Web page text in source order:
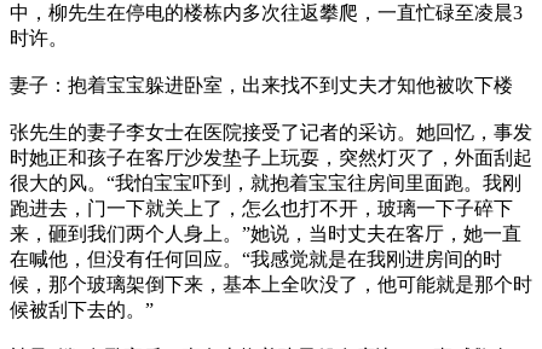
中，柳先生在停电的楼栋内多次往返攀爬，一直忙碌至凌晨3
时许。
妻子：抱着宝宝躲进卧室，出来找不到丈夫才知他被吹下楼
张先生的妻子李女士在医院接受了记者的采访。她回忆，事发
时她正和孩子在客厅沙发垫子上玩耍，突然灯灭了，外面刮起
很大的风。“我怕宝宝吓到，就抱着宝宝往房间里面跑。我刚
跑进去，门一下就关上了，怎么也打不开，玻璃一下子碎下
来，砸到我们两个人身上。”她说，当时丈夫在客厅，她一直
在喊他，但没有任何回应。“我感觉就是在我刚进房间的时
候，那个玻璃架倒下来，基本上全吹没了，他可能就是那个时
候被刮下去的。”